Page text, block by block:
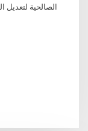
الصالحية لتعديل